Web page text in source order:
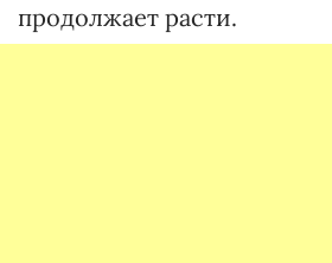
продолжает расти.